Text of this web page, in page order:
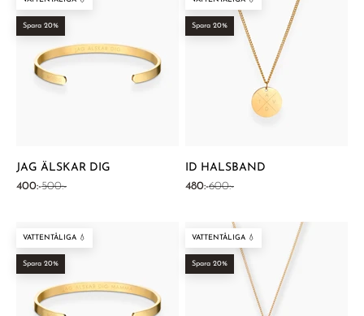
Spara 20%
JAG ÄLSKAR DIG
REA-pris
400:-Pris
500:-
Spara 20%
ID HALSBAND
REA-pris
480:-Pris
600:-
VATTENTÅLIGA 💧
Spara 20%
VATTENTÅLIGA 💧
Spara 20%